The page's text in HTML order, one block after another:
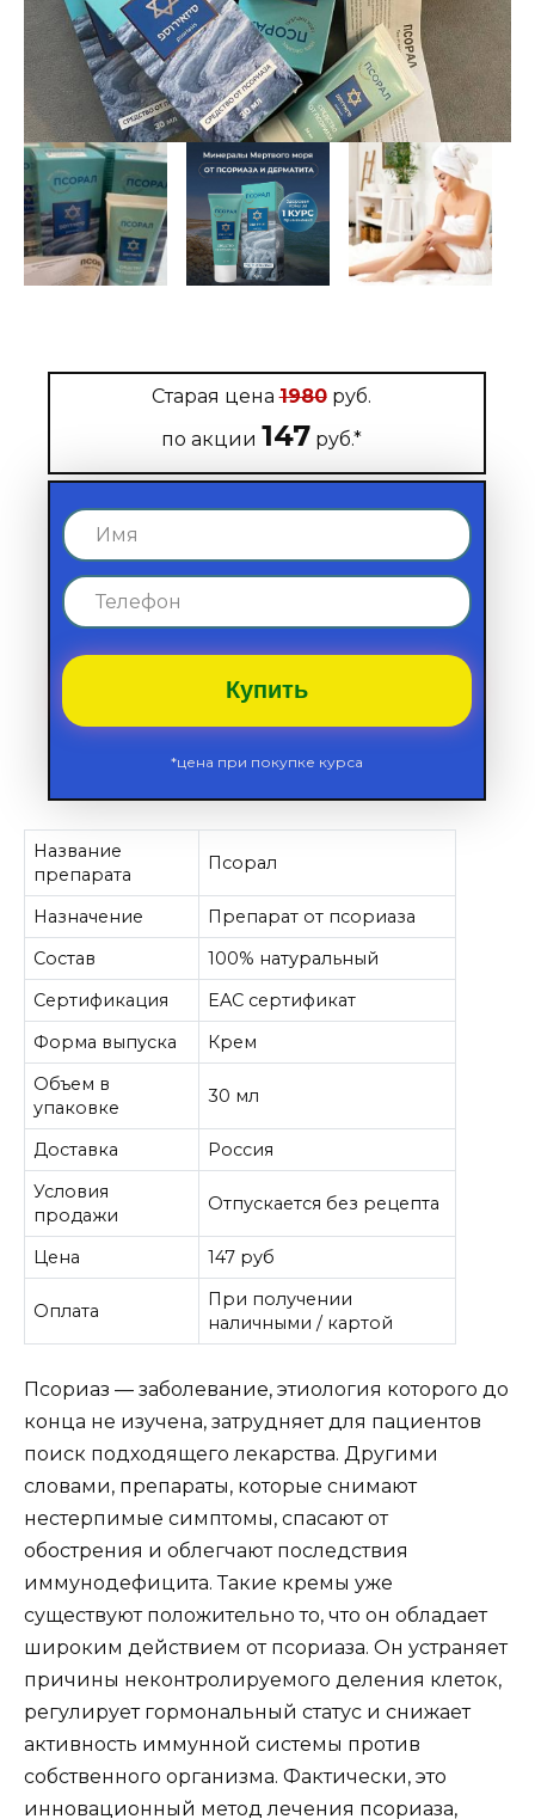
Старая цена1980руб.
по акции 147 руб.*
Купить
*цена при покупке курса
Название
препарата
Псорал
Назначение
Препарат от псориаза
Состав
100% натуральный
Сертификация
EAC сертификат
Форма выпуска
Крем
Объем в
упаковке
30 мл
Доставка
Россия
Условия
продажи
Отпускается без рецепта
Цена 147 руб
Оплата
При получении
наличными / картой
Псориаз — заболевание, этиология которого до
конца не изучена, затрудняет для пациентов
поиск подходящего лекарства. Другими
словами, препараты, которые снимают
нестерпимые симптомы, спасают от
обострения и облегчают последствия
иммунодефицита. Такие кремы уже
существуют положительно то, что он обладает
широким действием от псориаза. Он устраняет
причины неконтролируемого деления клеток,
регулирует гормональный статус и снижает
активность иммунной системы против
собственного организма. Фактически, это
инновационный метод лечения псориаза,